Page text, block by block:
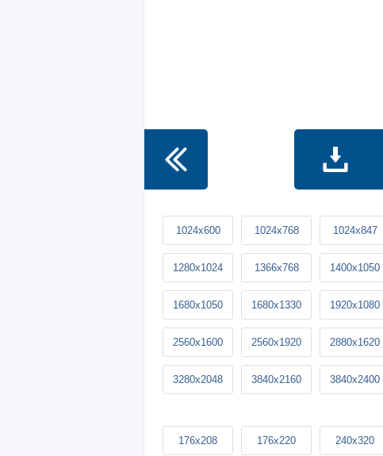
1024x600 1024x768 1024x847
1280x1024 1366x768 1400x1050
1680x1050 1680x1330 1920x1080
2560x1600 2560x1920 2880x1620
3280x2048 3840x2160 3840x2400
176x208 176x220 240x320